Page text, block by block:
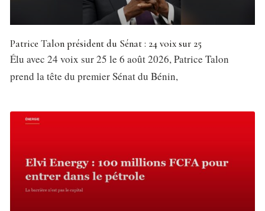
Patrice Talon président du Sénat : 24 voix sur 25
Élu avec 24 voix sur 25 le 6 août 2026, Patrice Talon
prend la tête du premier Sénat du Bénin,